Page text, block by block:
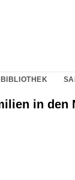
BIBLIOTHEK
in den